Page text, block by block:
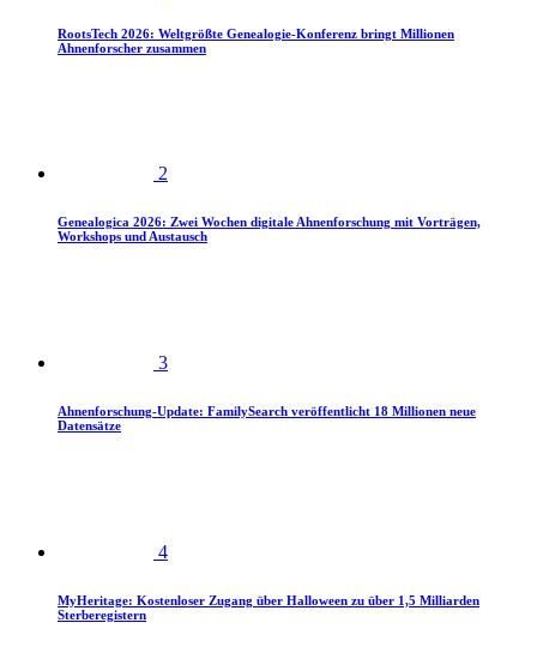
RootsTech 2026: Weltgrößte Genealogie-Konferenz bringt Millionen
Ahnenforscher zusammen
2
Genealogica 2026: Zwei Wochen digitale Ahnenforschung mit Vorträgen,
Workshops und Austausch
3
Ahnenforschung-Update: FamilySearch veröffentlicht 18 Millionen neue
Datensätze
4
MyHeritage: Kostenloser Zugang über Halloween zu über 1,5 Milliarden
Sterberegistern